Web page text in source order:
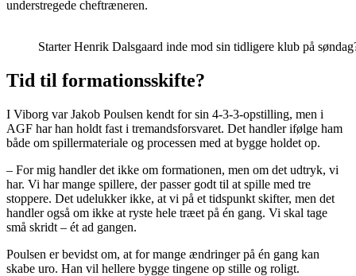
understregede cheftræneren.
Starter Henrik Dalsgaard inde mod sin tidligere klub på
Tid til formationsskifte?
I Viborg var Jakob Poulsen kendt for sin 4-3-3-opstilling, men i
AGF har han holdt fast i tremandsforsvaret. Det handler ifølge ham
både om spillermateriale og processen med at bygge holdet op.
– For mig handler det ikke om formationen, men om det udtryk, vi
har. Vi har mange spillere, der passer godt til at spille med tre
stoppere. Det udelukker ikke, at vi på et tidspunkt skifter, men det
handler også om ikke at ryste hele træet på én gang. Vi skal tage
små skridt – ét ad gangen.
Poulsen er bevidst om, at for mange ændringer på én gang kan
skabe uro. Han vil hellere bygge tingene op stille og roligt.